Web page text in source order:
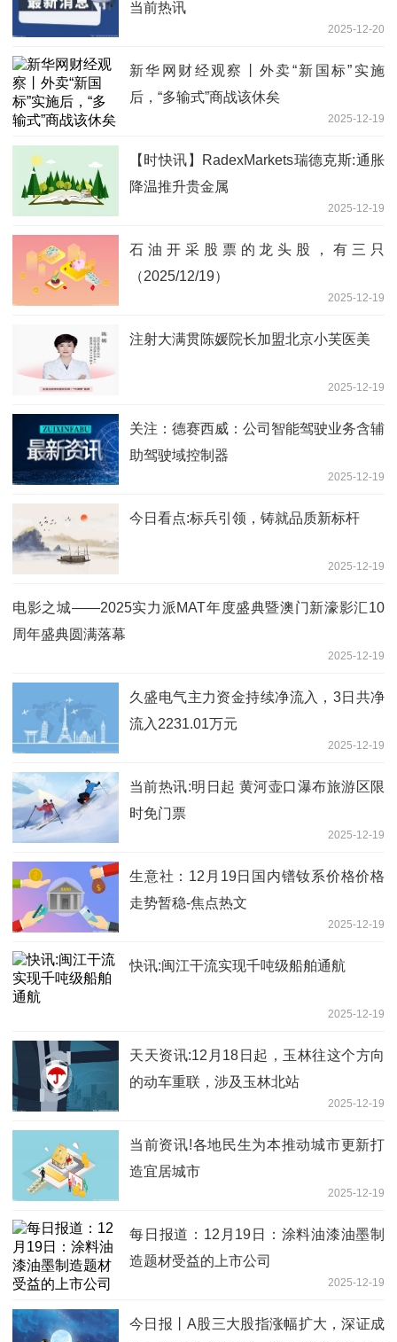
当前热讯
2025-12-20
新华网财经观察丨外卖“新国标”实施
后，“多输式”商战该休矣
2025-12-19
【时快讯】RadexMarkets瑞德克斯:通胀
降温推升贵金属
2025-12-19
石油开采股票的龙头股，有三只
（2025/12/19）
2025-12-19
注射大满贯陈媛院长加盟北京小芙医美
2025-12-19
关注：德赛西威：公司智能驾驶业务含辅
助驾驶域控制器
2025-12-19
今日看点:标兵引领，铸就品质新标杆
2025-12-19
电影之城——2025实力派MAT年度盛典暨澳门新濠影汇10
周年盛典圆满落幕
2025-12-19
久盛电气主力资金持续净流入，3日共净
流入2231.01万元
2025-12-19
当前热讯:明日起 黄河壶口瀑布旅游区限
时免门票
2025-12-19
生意社：12月19日国内镨钕系价格价格
走势暂稳-焦点热文
2025-12-19
快讯:闽江干流实现千吨级船舶通航
2025-12-19
天天资讯:12月18日起，玉林往这个方向
的动车重联，涉及玉林北站
2025-12-19
当前资讯!各地民生为本推动城市更新打
造宜居城市
2025-12-19
每日报道：12月19日：涂料油漆油墨制
造题材受益的上市公司
2025-12-19
今日报丨A股三大股指涨幅扩大，深证成